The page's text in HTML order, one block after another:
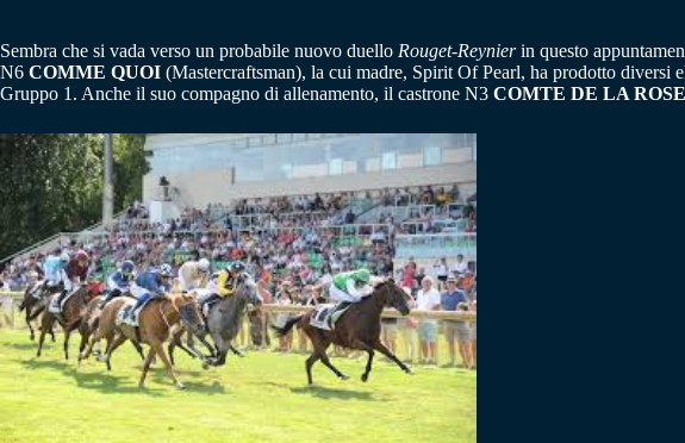
Sembra che si vada verso un probabile nuovo duello Rouget-Reynierin questo
N6 COMME QUOI (Mastercraftsman), la cui madre, Spirit Of Pearl, ha prodotto diversi
Gruppo 1. Anche il suo compagno di allenamento, il castrone N3 COMTE DE LA ROSE